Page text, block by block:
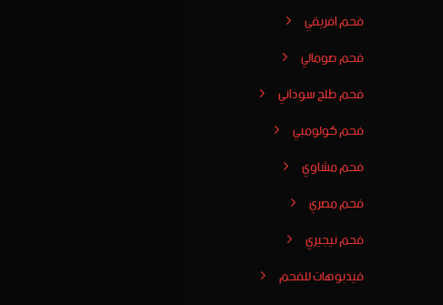
فحم افريقي
فحم صومالي
فحم طلح سوداني
فحم كولومبي
فحم مشاوي
فحم مصري
فحم نيجيري
فيدبوهات للفحم